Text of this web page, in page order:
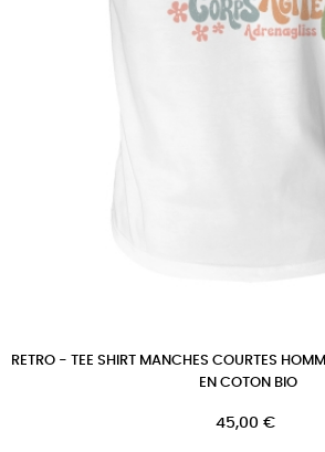
RETRO - TEE SHIRT MANCHES COURTES
EN COTON BIO
Prix
45,00 €